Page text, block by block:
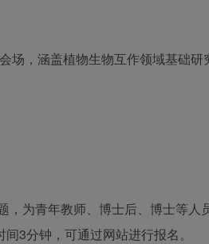
场，涵盖植物生物互作领域基础
，为青年教师、博士后、博士等
3分钟，可通过网站进行报名。